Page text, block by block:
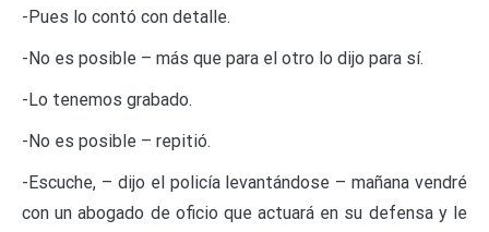
-Pues lo contó con detalle.
-No es posible – más que para el otro lo dijo para sí.
-Lo tenemos grabado.
-No es posible – repitió.
-Escuche, – dijo el policía levantándose – mañana vendré
con un abogado de oficio que actuará en su defensa y le